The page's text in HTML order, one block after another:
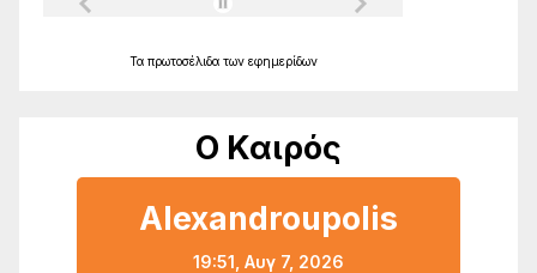
Τα πρωτοσέλιδα των εφημερίδων
Ο Καιρός
Alexandroupolis
19:51, Αυγ 7, 2026